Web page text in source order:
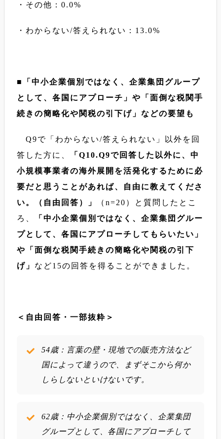
・その他：0.0%
・わからない/答えられない：13.0%
■「中小企業個別ではなく、企業集団グループ
として、各国にアプローチ」や「面倒な税関手
続きの簡略化や関税の引下げ」などの要望も
Q9で「わからない/答えられない」以外を回
答した方に、
「Q10.Q9で回答した以外に、中
小規模事業者の海外展開を活発化するために必
要だと思うことがあれば、自由に教えてくださ
い。（自由回答）」
（n=20）と質問したとこ
ろ、
「中小企業個別ではなく、企業集団グルー
プとして、各国にアプローチしてもらいたい」
や「面倒な税関手続きの簡略化や関税の引下
げ」 など15の回答を得ることができました。
＜自由回答・一部抜粋＞
54歳：言葉の壁・現地での販売方法など
国によって違うので、まずそこから何か
しらしないといけないです。
62歳：中小企業個別ではなく、企業集団
グループとして、各国にアプローチして